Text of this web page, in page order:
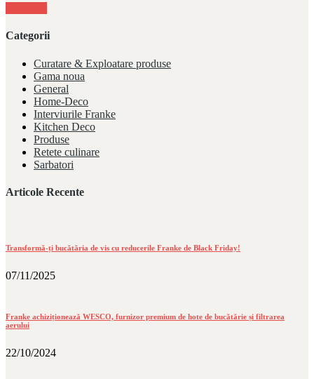
Categorii
Curatare & Exploatare produse
Gama noua
General
Home-Deco
Interviurile Franke
Kitchen Deco
Produse
Retete culinare
Sarbatori
Articole Recente
Transformă-ți bucătăria de vis cu reducerile Franke de Black Friday!
07/11/2025
Franke achiziționează WESCO, furnizor premium de hote de bucătărie și filtrarea
aerului
22/10/2024